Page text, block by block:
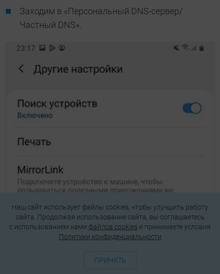
Заходим в «Персональный DNS-сервер/
Частный DNS».
Наш сайт использует файлы cookies, чтобы улучшить работу
сайта. Продолжая использование сайта, вы соглашаетесь
c использованием нами файлов cookies и принимаете условия
Политики конфиденциальности
ПРИНЯТЬ